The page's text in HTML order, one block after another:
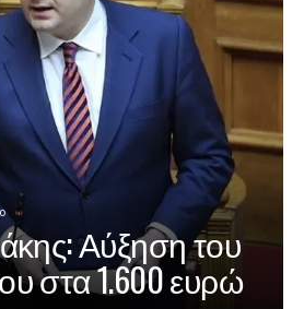
Αύξηση του
στα 1.600 ευρώ